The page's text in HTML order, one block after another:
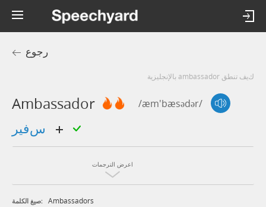
رجوع
كيف تنطق ambassador بالإنجليزية
Ambassador /æm'bæsədər/
اعرض الترجمات
صيغ الكلمة: Ambassadors